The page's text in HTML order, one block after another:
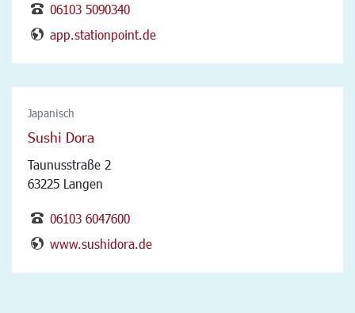
06103 5090340
app.stationpoint.de
Japanisch
Sushi Dora
Taunusstraße 2
63225 Langen
06103 6047600
www.sushidora.de